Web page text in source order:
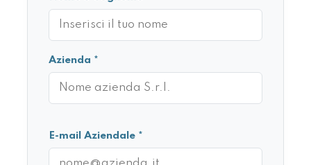
Azienda *
E-mail Aziendale *